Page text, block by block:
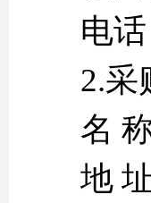
电
2.采
名
地